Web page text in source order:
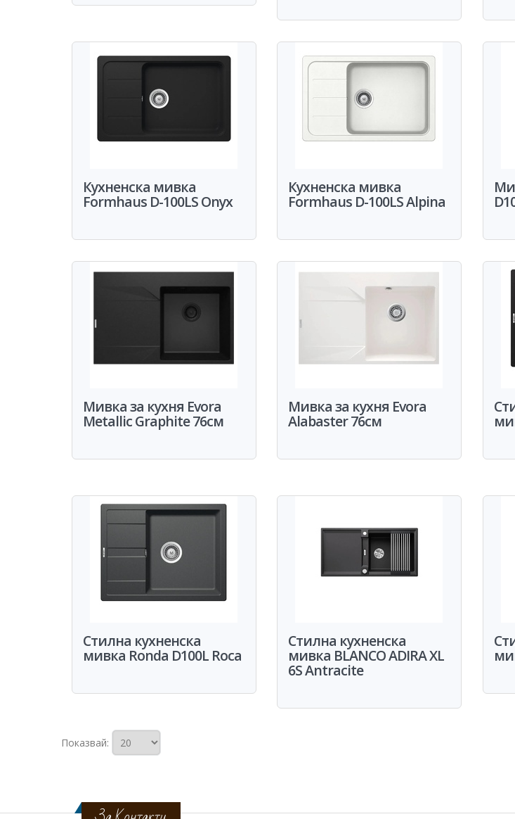
Кухненска мивка
Formhaus D-100LS Onyx
Кухненска мивка
Formhaus D-100LS Alpina
Мивка за кухня Evora
Metallic Graphite 76см
Мивка за кухня Evora
Alabaster 76см
Стилна кухненска
мивка Ronda D100L Roca
Стилна кухненска
мивка BLANCO ADIRA XL
6S Antracite
Показвай: